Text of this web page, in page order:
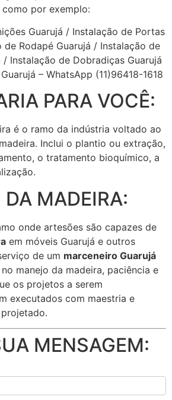
como por exemplo:
Guarujá / Instalação de Portas
de Rodapé Guarujá / Instalação de
/ Instalação de Dobradiças Guarujá
– WhatsApp (11)96418-1618
PARA VOCÊ:
é o ramo da indústria voltado ao
Inclui o plantio ou extração,
o tratamento bioquímico, a
DA MADEIRA:
onde artesões são capazes de
em móveis Guarujá e outros
de um marceneiro Guarujá
manejo da madeira, paciência e
os projetos a serem
executados com maestria e
MENSAGEM: